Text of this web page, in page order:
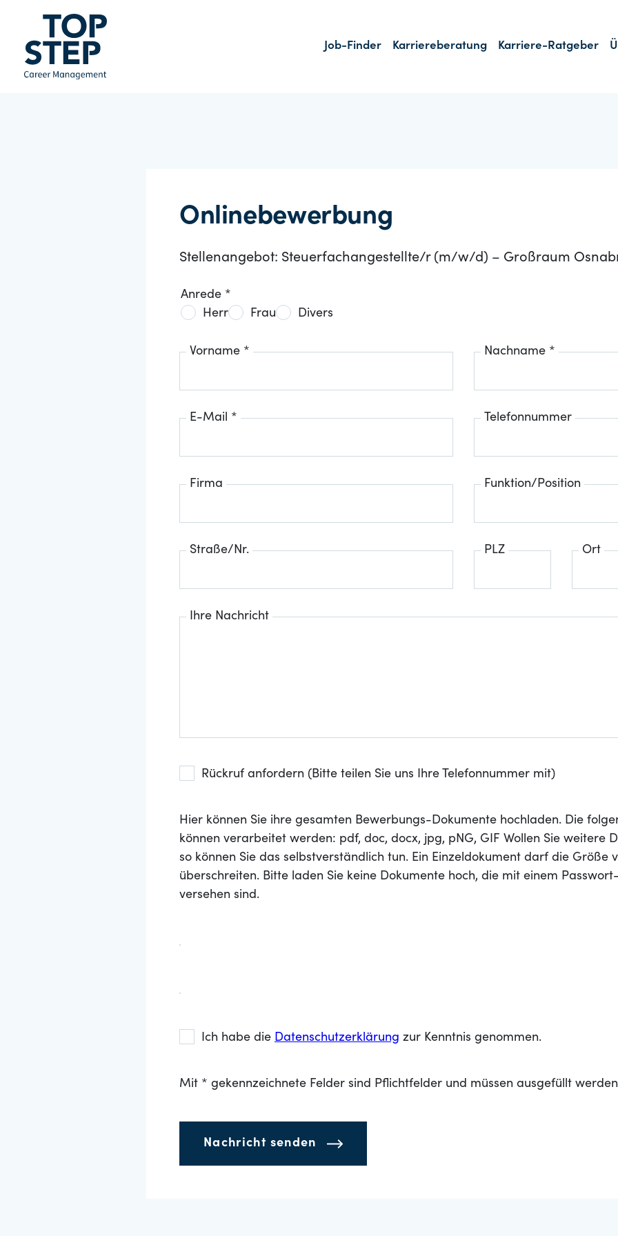
Job-Finder Karriereberatung Karriere-Ratgeber
Onlinebewerbung
Stellenangebot: Steuerfachangestellte/r (m/w/d) – Großraum
Anrede *
Herr
Frau Divers
Vorname * Nachname *
E-Mail * Telefonnummer
Firma Funktion/Position
Straße/Nr. PLZ Ort
Ihre Nachricht
Rückruf anfordern (Bitte teilen Sie uns Ihre Telefonnummer mit)
Hier können Sie ihre gesamten Bewerbungs-Dokumente hochladen. Die
können verarbeitet werden: pdf, doc, docx, jpg, pNG, GIF Wollen Sie weitere
so können Sie das selbstverständlich tun. Ein Einzeldokument darf die Größe
überschreiten. Bitte laden Sie keine Dokumente hoch, die mit einem
versehen sind.
Ich habe die Datenschutzerklärung zur Kenntnis genommen.
Mit * gekennzeichnete Felder sind Pflichtfelder und müssen ausgefüllt
Nachricht senden